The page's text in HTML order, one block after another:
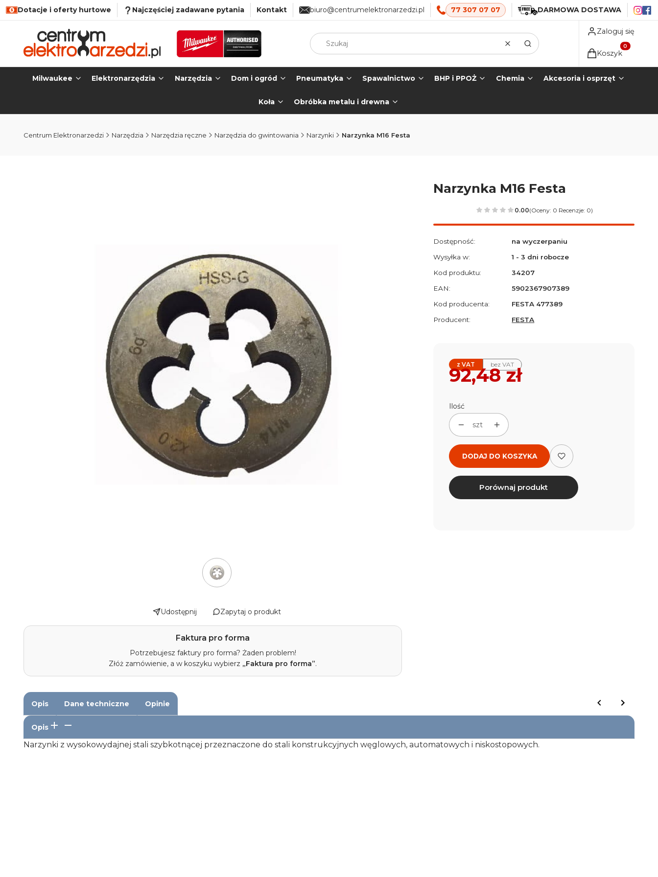
Dotacje i oferty hurtowe Najczęściej zadawane pytania Kontakt biuro@centrumelektronarzedzi.pl 77 307 07 07 DARMOWA DOSTAWA
Wyczyść
Szukaj
Zaloguj się
Produkty w
Koszyk
Milwaukee Elektronarzędzia Narzędzia Dom i ogród Pneumatyka Spawalnictwo BHP i PPOŻ Chemia Akcesoria i osprzęt
Koła Obróbka metalu i drewna
Centrum Elektronarzedzi Narzędzia Narzędzia ręczne Narzędzia do gwintowania Narzynki Narzynka M16 Festa
Udostępnij Zapytaj o produkt
Faktura pro forma
Potrzebujesz faktury pro forma? Żaden problem!
Złóż zamówienie, a w koszyku wybierz „Faktura pro forma”.
Narzynka M16 Festa
0.00(Oceny: 0 Recenzje: 0)
Dostępność:
na wyczerpaniu
Wysyłka w:
1 - 3 dni robocze
Kod produktu:
34207
EAN:
5902367907389
Kod producenta:
FESTA 477389
Producent:
FESTA
z VAT bez VAT
Cena
92,48 zł
Ilość
szt
DODAJ DO KOSZYKA
Porównaj produkt
Opis Dane techniczne Opinie
Opis
Narzynki z wysokowydajnej stali szybkotnącej przeznaczone do stali konstrukcyjnych węglowych, automatowych i niskostopowych.